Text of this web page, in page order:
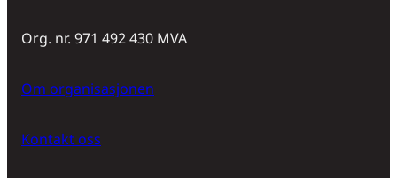
Org. nr. 971 492 430 MVA
Om organisasjonen
Kontakt oss